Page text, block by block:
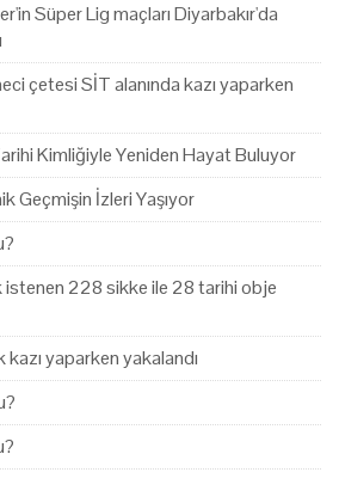
Süper Lig maçları Diyarbakır'da
çetesi SİT alanında kazı yaparken
Kimliğiyle Yeniden Hayat Buluyor
Geçmişin İzleri Yaşıyor
istenen 228 sikke ile 28 tarihi obje
yaparken yakalandı